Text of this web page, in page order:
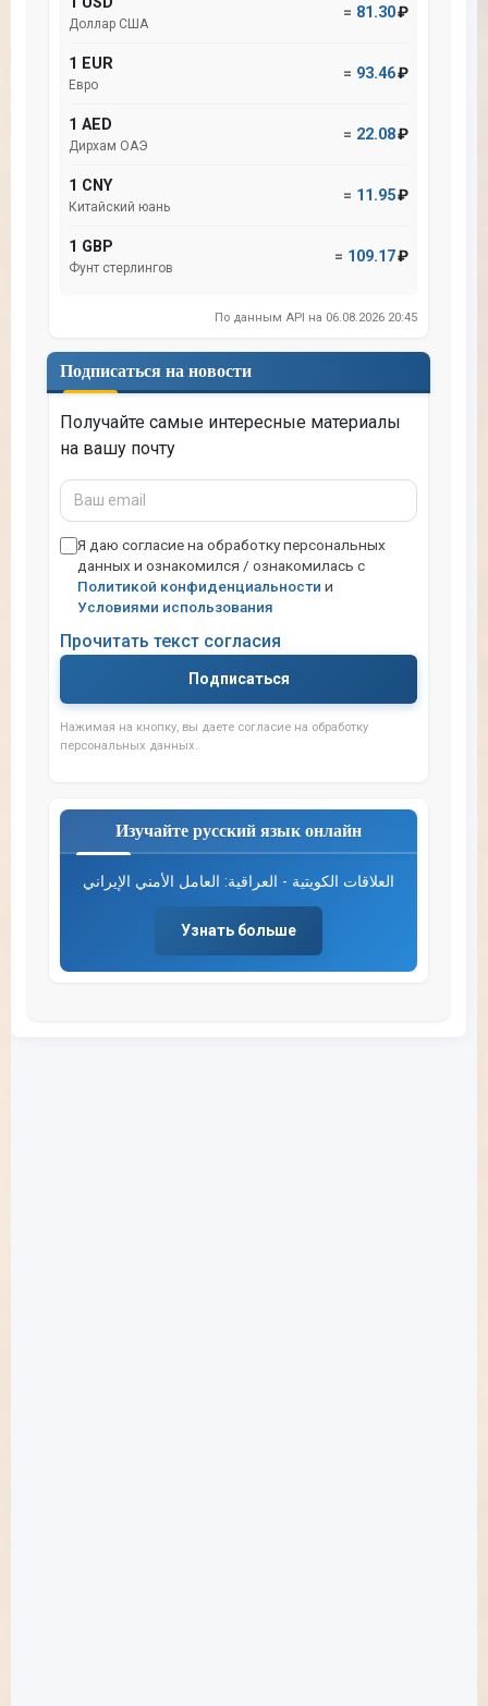
Доллар США
= 81.30₽
1 EUR
Евро
= 93.46₽
1 AED
Дирхам ОАЭ
= 22.08₽
1 CNY
Китайский юань
= 11.95₽
1 GBP
Фунт стерлингов
= 109.17₽
По данным API на 06.08.2026 20:45
Подписаться на новости
Получайте самые интересные материалы
на вашу почту
Ваш
email
Я даю согласие на обработку персональных
данных и ознакомился / ознакомилась с
Политикой конфиденциальности и
Условиями использования
Прочитать текст согласия
Подписаться
Нажимая на кнопку, вы даете согласие на обработку
персональных данных.
Изучайте русский язык онлайн
العلاقات الكويتية - العراقية: العامل الأمني الإيراني
Узнать больше